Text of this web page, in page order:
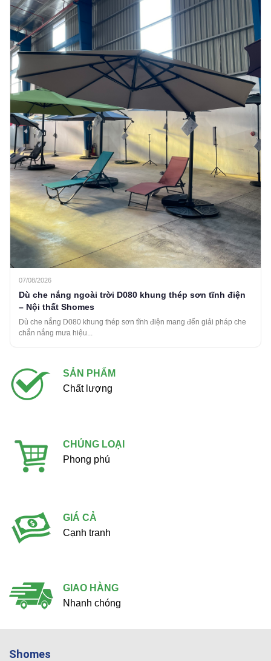
07/08/2026
Dù che nắng ngoài trời D080 khung thép sơn tĩnh điện
– Nội thất Shomes
Dù che nắng D080 khung thép sơn tĩnh điện mang đến giải pháp che
chắn nắng mưa hiệu...
SẢN PHẨM
Chất lượng
CHỦNG LOẠI
Phong phú
GIÁ CẢ
Cạnh tranh
GIAO HÀNG
Nhanh chóng
Shomes